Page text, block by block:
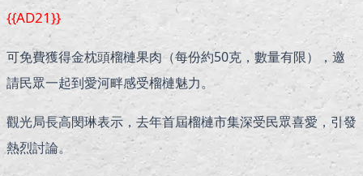
{{AD21}}
可免費獲得金枕頭榴槤果肉（每份約50克，數量有限），邀
請民眾一起到愛河畔感受榴槤魅力。
觀光局長高閔琳表示，去年首屆榴槤市集深受民眾喜愛，引發
熱烈討論。